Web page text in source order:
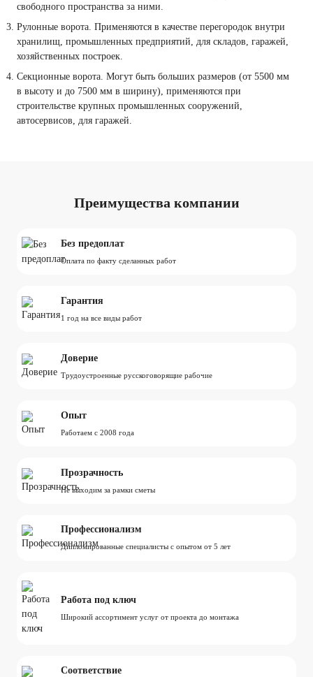
свободного пространства за ними.
Рулонные ворота. Применяются в качестве перегородок внутри
хранилищ, промышленных предприятий, для складов, гаражей,
хозяйственных построек.
Секционные ворота. Могут быть больших размеров (от 5500 мм
в высоту и до 7500 мм в ширину), применяются при
строительстве крупных промышленных сооружений,
автосервисов, для гаражей.
Преимущества компании
Без предоплат
Оплата по факту сделанных работ
Гарантия
1 год на все виды работ
Доверие
Трудоустроенные русскоговорящие рабочие
Опыт
Работаем с 2008 года
Прозрачность
Не выходим за рамки сметы
Профессионализм
Дипломированные специалисты с опытом от 5 лет
Работа под ключ
Широкий ассортимент услуг от проекта до монтажа
Соответствие